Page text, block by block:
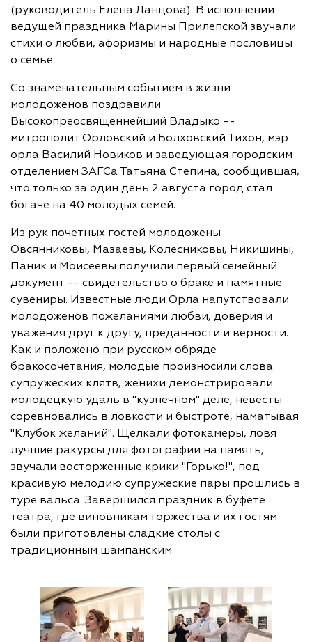
(руководитель Елена Ланцова). В исполнении
ведущей праздника Марины Прилепской звучали
стихи о любви, афоризмы и народные пословицы
о семье.
Со знаменательным событием в жизни
молодоженов поздравили
Высокопреосвященнейший Владыко --
митрополит Орловский и Болховский Тихон, мэр
орла Василий Новиков и заведующая городским
отделением ЗАГСа Татьяна Степина, сообщившая,
что только за один день 2 августа город стал
богаче на 40 молодых семей.
Из рук почетных гостей молодожены
Овсянниковы, Мазаевы, Колесниковы, Никишины,
Паник и Моисеевы получили первый семейный
документ -- свидетельство о браке и памятные
сувениры. Известные люди Орла напутствовали
молодоженов пожеланиями любви, доверия и
уважения друг к другу, преданности и верности.
Как и положено при русском обряде
бракосочетания, молодые произносили слова
супружеских клятв, женихи демонстрировали
молодецкую удаль в "кузнечном" деле, невесты
соревновались в ловкости и быстроте, наматывая
"Клубок желаний". Щелкали фотокамеры, ловя
лучшие ракурсы для фотографии на память,
звучали восторженные крики "Горько!", под
красивую мелодию супружеские пары прошлись в
туре вальса. Завершился праздник в буфете
театра, где виновникам торжества и их гостям
были приготовлены сладкие столы с
традиционным шампанским.